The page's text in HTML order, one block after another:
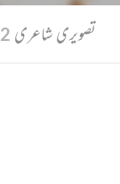
تصویری شاعری 2